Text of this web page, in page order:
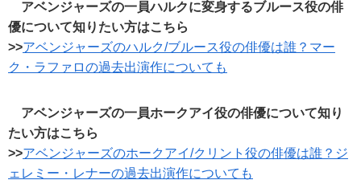
アベンジャーズの一員ハルクに変身するブルース役の俳
優について知りたい方はこちら
>>アベンジャーズのハルク/ブルース役の俳優は誰？マー
ク・ラファロの過去出演作についても
アベンジャーズの一員ホークアイ役の俳優について知り
たい方はこちら
>>アベンジャーズのホークアイ/クリント役の俳優は誰？ジ
ェレミー・レナーの過去出演作についても